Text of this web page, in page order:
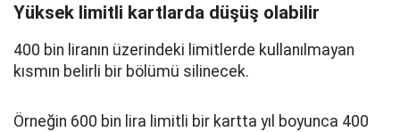
Yüksek limitli kartlarda düşüş olabilir
400 bin liranın üzerindeki limitlerde kullanılmayan
kısmın belirli bir bölümü silinecek.
Örneğin 600 bin lira limitli bir kartta yıl boyunca 400